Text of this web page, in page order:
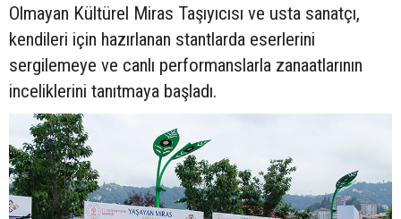
Olmayan Kültürel Miras Taşıyıcısı ve usta sanatçı,
kendileri için hazırlanan stantlarda eserlerini
sergilemeye ve canlı performanslarla zanaatlarının
inceliklerini tanıtmaya başladı.